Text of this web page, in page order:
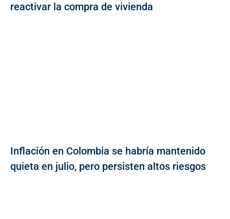
reactivar la compra de vivienda
Inflación en Colombia se habría mantenido
quieta en julio, pero persisten altos riesgos